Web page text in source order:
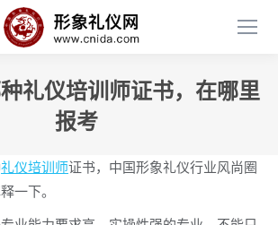
礼仪培训师证书，在哪里
报考
礼仪培训师证书，中国形象礼仪行业风尚圈
一下。